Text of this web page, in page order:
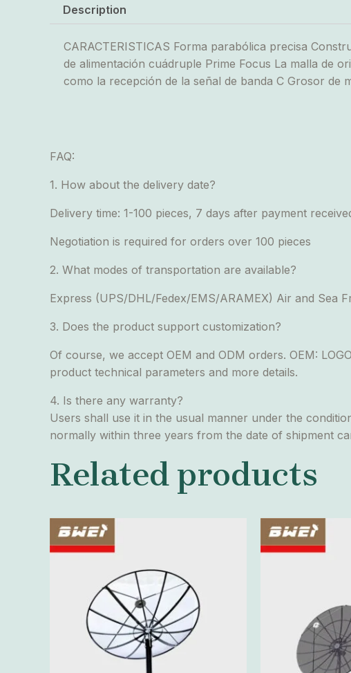
Description
CARACTERISTICAS Forma parabólica precisa
de alimentación cuádruple Prime Focus La malla de
como la recepción de la señal de banda C Grosor de
FAQ:
1. How about the delivery date?
Delivery time: 1-100 pieces, 7 days after payment
Negotiation is required for orders over 100 pieces
2. What modes of transportation are available?
Express (UPS/DHL/Fedex/EMS/ARAMEX) Air and Sea
3. Does the product support customization?
Of course, we accept OEM and ODM orders. OEM:
product technical parameters and more details.
4. Is there any warranty?
Users shall use it in the usual manner under the
normally within three years from the date of shipment
Related products